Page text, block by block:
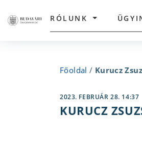
RÓLUNK
Főoldal / Kurucz
2023. FEBRUÁR 28. 14:37
KURUCZ